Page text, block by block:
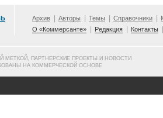
Архив Авторы Темы Справочники
О «Коммерсанте»
Редакция Контакты
МЕТКОЙ, ПАРТНЕРСКИЕ ПРОЕКТЫ И НОВОСТИ
НА КОММЕРЧЕСКОЙ ОСНОВЕ